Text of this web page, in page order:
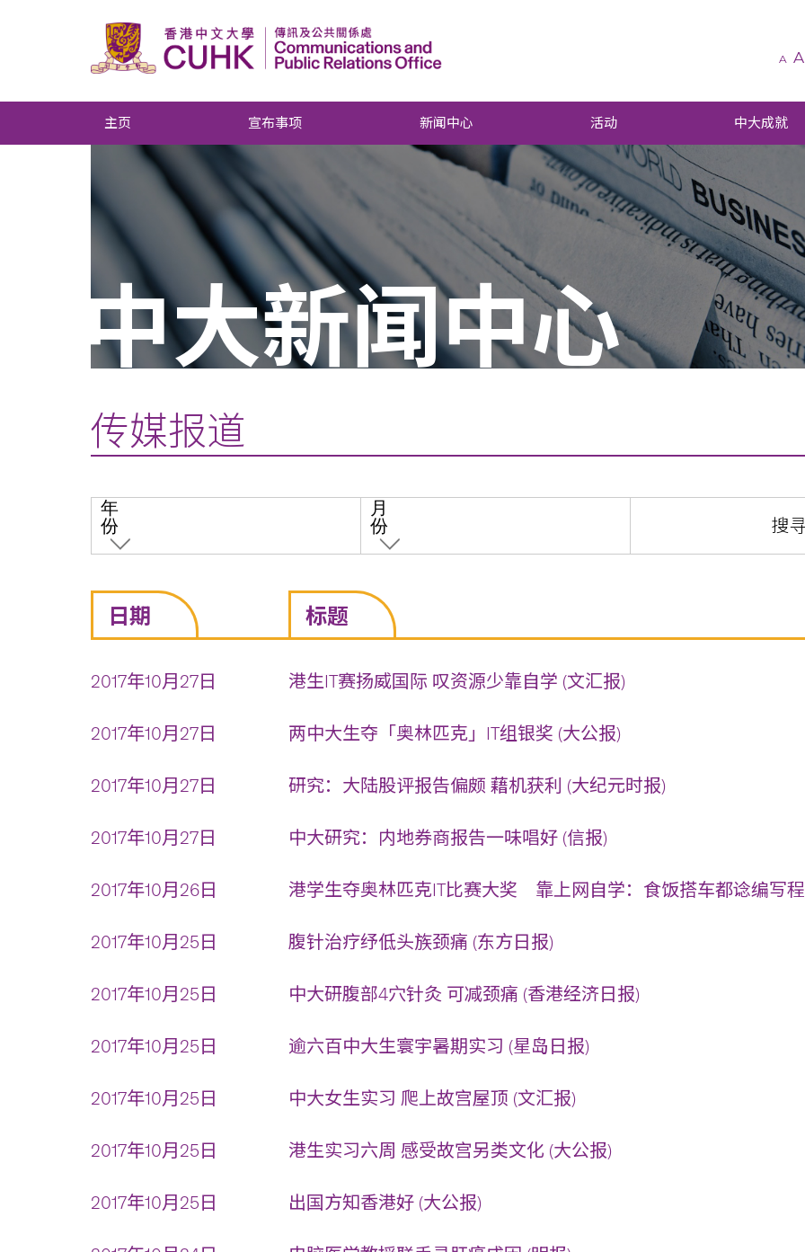
A A
主页 宣布事项 新闻中心 活动 中大成就
中大新闻中心
传媒报道
年
份
月
份
日期 标题
2017年10月27日 港生IT赛扬威国际 叹资源少靠自学 (文汇报)
2017年10月27日 两中大生夺「奥林匹克」IT组银奖 (大公报)
2017年10月27日 研究：大陆股评报告偏颇 藉机获利 (大纪元时报)
2017年10月27日 中大研究：内地券商报告一味唱好 (信报)
2017年10月26日 港学生夺奥林匹克IT比赛大奖 靠上网自学：食饭搭车都谂编写程
2017年10月25日 腹针治疗纾低头族颈痛 (东方日报)
2017年10月25日 中大研腹部4穴针灸 可减颈痛 (香港经济日报)
2017年10月25日 逾六百中大生寰宇暑期实习 (星岛日报)
2017年10月25日 中大女生实习 爬上故宫屋顶 (文汇报)
2017年10月25日 港生实习六周 感受故宫另类文化 (大公报)
2017年10月25日 出国方知香港好 (大公报)